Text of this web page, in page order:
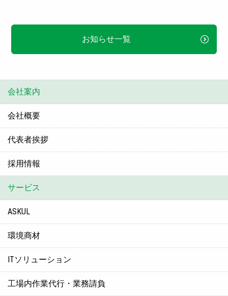
お知らせ一覧
会社案内
会社概要
代表者挨拶
採用情報
サービス
ASKUL
環境商材
ITソリューション
工場内作業代行・業務請負